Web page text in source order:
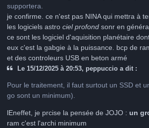
supportera.
je confirme. ce n'est pas NINA qui mettra à
les logiciels astro ciel profond sonr en
ce sont les logiciel d'aquisition planétaire
eux c'est la gabgie à la puissance. bcp de
et des controleurs USB en beton armé
Le 15/12/2025 à 20:53, peppuccio a dit :
Pour le traitement, il faut surtout un SSD et
go sont un minimum).
lEneffet, je prcise la pensée de JOJO : un
ram c'est l'archi minimum